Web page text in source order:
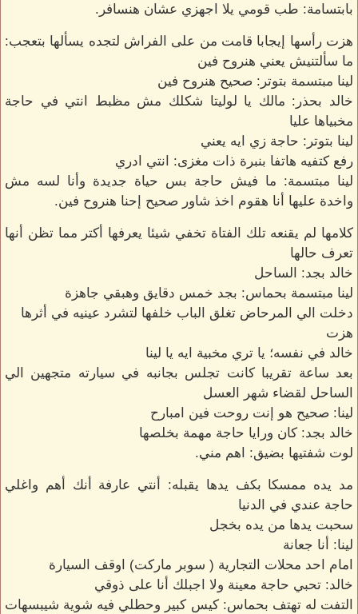
بابتسامة: طب قومي يلا اجهزي عشان هنسافر.
هزت رأسها إيجابا قامت من على الفراش لتجده يسألها بتعجب:
ما سألتنيش يعني هنروح فين
لينا مبتسمة بتوتر: صحيح هنروح فين
خالد بحذر: مالك يا لوليتا شكلك مش مظبط انتي في حاجة
مخبياها عليا
لينا بتوتر: حاجة زي ايه يعني
رفع كتفيه هاتفا بنبرة ذات مغزى: انتي ادري
لينا مبتسمة: ما فيش حاجة بس حياة جديدة وأنا لسه مش
واخدة عليها أنا هقوم اخذ شاور صحيح إحنا هنروح فين.
كلامها لم يقنعه تلك الفتاة تخفي شيئا يعرفها أكتر مما تظن أنها
تعرف حالها
خالد بجد: الساحل
لينا مبتسمة بحماس: بجد خمس دقايق وهبقي جاهزة
دخلت الي المرحاض تغلق الباب خلفها لتشرد عينيه في أثرها
هزت
خالد في نفسه؛ يا تري مخبية ايه يا لينا
بعد ساعة تقريبا كانت تجلس بجانبه في سيارته متجهين الي
الساحل لقضاء شهر العسل
لينا: صحيح هو إنت روحت فين امبارح
خالد بجد: كان ورايا حاجة مهمة بخلصها
لوت شفتيها بضيق: اهم مني.
مد يده ممسكا بكف يدها يقبله: أنتي عارفة أنك أهم واغلي
حاجة عندي في الدنيا
سحبت يدها من يده بخجل
لينا: أنا جعانة
امام احد محلات التجارية ( سوبر ماركت) اوقف السيارة
خالد: تحبي حاجة معينة ولا اجبلك أنا على ذوقي
التفت له تهتف بحماس: كيس كبير وحطلي فيه شوية شيبسهات